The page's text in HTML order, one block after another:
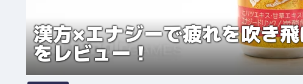
漢方×エナジーで疲れを吹き
をレビュー！